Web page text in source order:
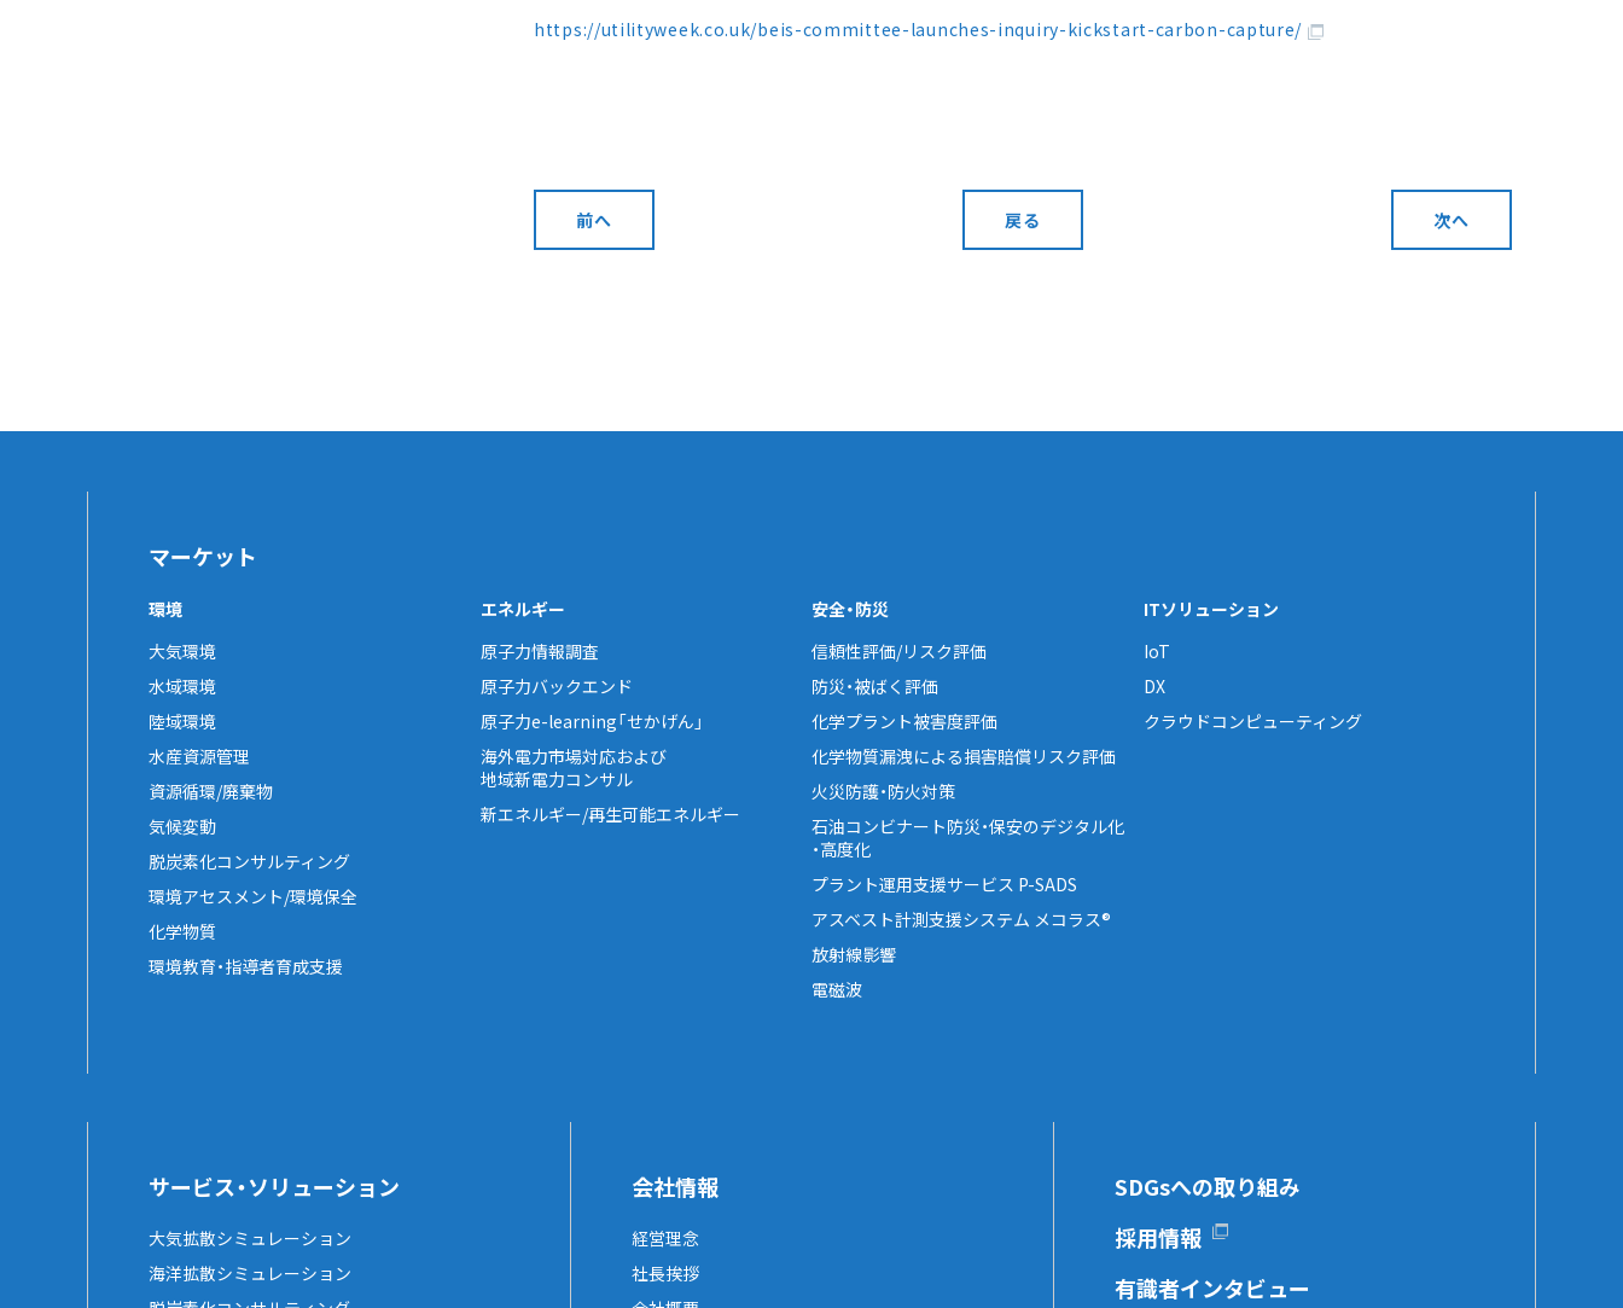
https://utilityweek.co.uk/beis-committee-launches-inquiry-kickstart-carbon-capture/
前へ 戻る 次へ
マーケット
環境
大気環境
水域環境
陸域環境
水産資源管理
資源循環/廃棄物
気候変動
脱炭素化コンサルティング
環境アセスメント/環境保全
化学物質
環境教育・指導者育成支援
エネルギー
原子力情報調査
原子力バックエンド
原子力e-learning「せかげん」
海外電力市場対応および
地域新電力コンサル
新エネルギー/再生可能エネルギー
安全・防災
信頼性評価/リスク評価
防災・被ばく評価
化学プラント被害度評価
化学物質漏洩による損害賠償リスク評価
火災防護・防火対策
石油コンビナート防災・保安のデジタル化
・高度化
プラント運用支援サービス P-SADS
アスベスト計測支援システム メコラス®
放射線影響
電磁波
ITソリューション
IoT
DX
クラウドコンピューティング
サービス・ソリューション
大気拡散シミュレーション
海洋拡散シミュレーション
会社情報
経営理念
社長挨拶
SDGsへの取り組み
採用情報
有識者インタビュー